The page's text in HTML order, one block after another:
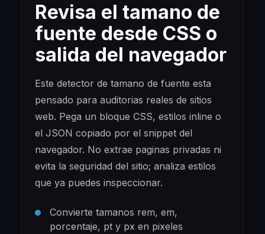
Revisa el tamano de
fuente desde CSS o
salida del navegador
Este detector de tamano de fuente esta
pensado para auditorias reales de sitios
web. Pega un bloque CSS, estilos inline o
el JSON copiado por el snippet del
navegador. No extrae paginas privadas ni
evita la seguridad del sitio; analiza estilos
que ya puedes inspeccionar.
Convierte tamanos rem, em,
porcentaje, pt y px en pixeles